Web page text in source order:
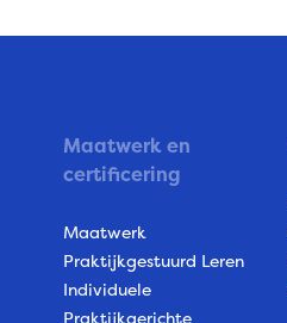
Maatwerk en
certificering
Maatwerk
Praktijkgestuurd Leren
Individuele
Praktijkgerichte